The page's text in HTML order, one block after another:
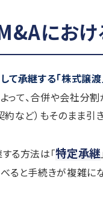
にお
承継する「株式譲渡
て、合併や会社分
約など）もそのまま
る方法は「特定承継
と手続きが複雑にな